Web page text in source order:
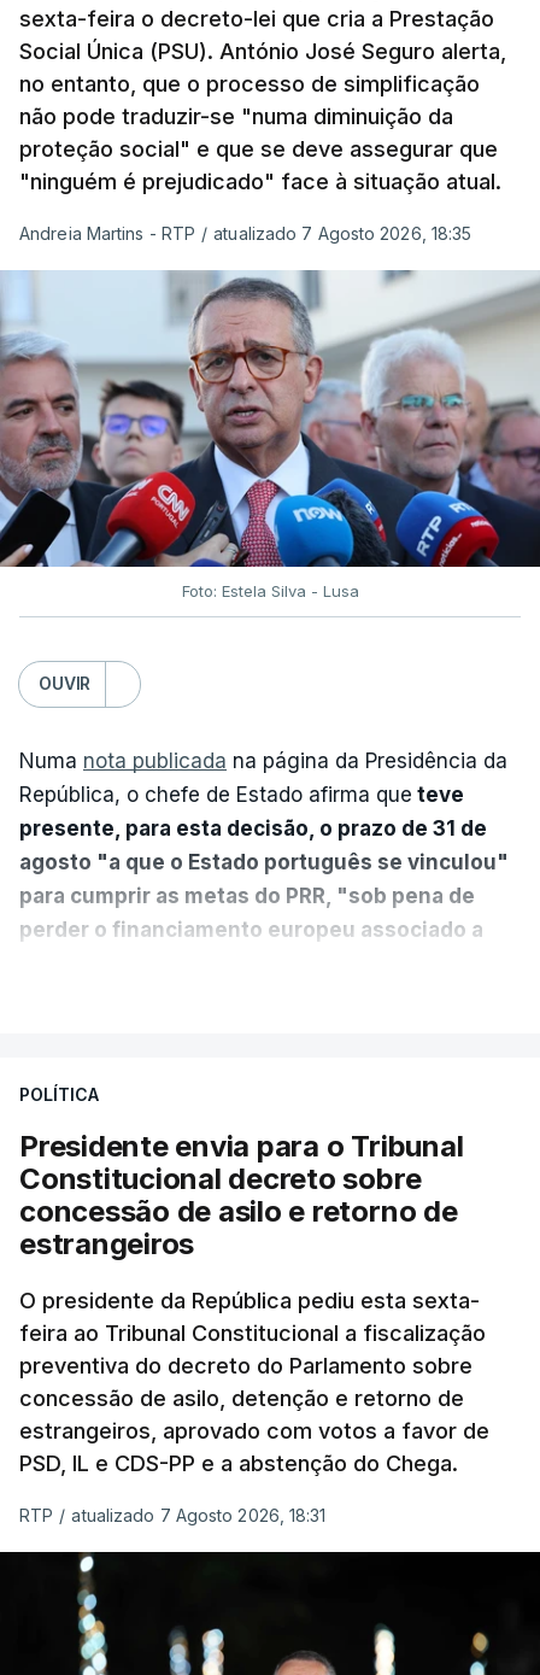
sexta-feira o decreto-lei que cria a Prestação
Social Única (PSU). António José Seguro alerta,
no entanto, que o processo de simplificação
não pode traduzir-se "numa diminuição da
proteção social" e que se deve assegurar que
"ninguém é prejudicado" face à situação atual.
Andreia Martins - RTP / atualizado 7 Agosto 2026, 18:35
Foto: Estela Silva - Lusa
OUVIR
Numa nota publicada na página da Presidência da
República, o chefe de Estado afirma que teve
presente, para esta decisão, o prazo de 31 de
agosto "a que o Estado português se vinculou"
para cumprir as metas do PRR, "sob pena de
perder o financiamento europeu associado a
sistema mais simples, mais justo e transparente".
"Sempre que seja possível reduzir burocracias,
eliminar sobreposições e garantir que os apoios
chegam a quem mais necessita, estaremos a dar
um passo na direção certa", argumenta o
Presidente da República.
Assegurar que "ninguém é
prejudicado"
O Preisdente deixa, no entanto, deixa alguns
avisos:uma reforma desta dimensão "deve ter
como primeiro critério a proteção das pessoas"
e "nenhum processo de simplificação pode
traduzir-se numa diminuição da proteção
POLÍTICA
Presidente envia para o Tribunal
Constitucional decreto sobre
concessão de asilo e retorno de
estrangeiros
O presidente da República pediu esta sexta-
feira ao Tribunal Constitucional a fiscalização
preventiva do decreto do Parlamento sobre
concessão de asilo, detenção e retorno de
estrangeiros, aprovado com votos a favor de
PSD, IL e CDS-PP e a abstenção do Chega.
RTP / atualizado 7 Agosto 2026, 18:31